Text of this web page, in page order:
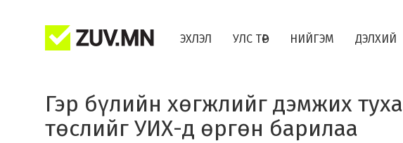
ЭХЛЭЛ УЛС ТӨР НИЙГЭМ ДЭЛХИЙ
Гэр бүлийн хөгжлийг дэмжих
төслийг УИХ-д өргөн барилаа